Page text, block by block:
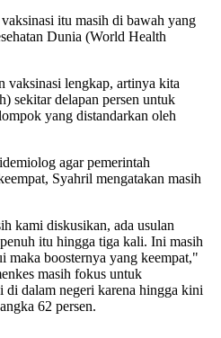
itu masih di bawah yang
Dunia (World Health
vaksinasi lengkap, artinya kita
sekitar delapan persen untuk
yang distandarkan oleh
agar pemerintah
Syahril mengatakan masih
kami diskusikan, ada usulan
itu hingga tiga kali. Ini masih
maka boosternya yang keempat,"
masih fokus untuk
di dalam negeri karena hingga kini
62 persen.